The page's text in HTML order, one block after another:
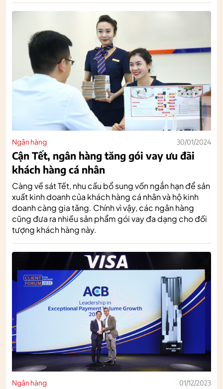
Ngân hàng 30/01/2024
Cận Tết, ngân hàng tăng gói vay ưu đãi
khách hàng cá nhân
Càng về sát Tết, nhu cầu bổ sung vốn ngắn hạn để sản
xuất kinh doanh của khách hàng cá nhân và hộ kinh
doanh càng gia tăng. Chính vì vậy, các ngân hàng
cũng đưa ra nhiều sản phẩm gói vay đa dạng cho đối
tượng khách hàng này.
Ngân hàng 01/12/2023